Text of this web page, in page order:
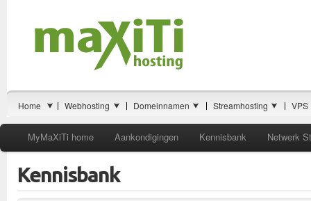
Home Webhosting Domeinnamen Streamhosting VPS
MyMaXiTi home Aankondigingen Kennisbank Netwerk
Kennisbank